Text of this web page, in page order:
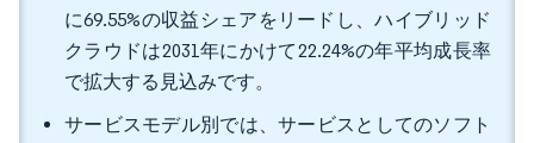
に69.55%の収益シェアをリードし、ハイブリッド
クラウドは2031年にかけて22.24%の年平均成長率
で拡大する見込みです。
サービスモデル別では、サービスとしてのソフト